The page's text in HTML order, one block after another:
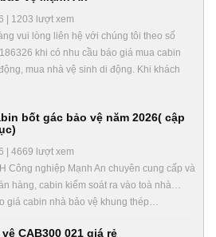
| 1203 lượt xem
vui lòng liên hệ với chúng tôi theo số
khi có nhu cầu báo giá mua cabin
mua nhà vệ sinh di động. Khi khách
bốt gác bảo vệ năm 2026( cập
| 4669 lượt xem
Công nghiệp Mạnh An chuyên cung cấp và
hàng, cabin kiểm soát ra vào toà nhà…
giá cabin nhà bảo vệ khung thép…
CAB300 021 giá rẻ